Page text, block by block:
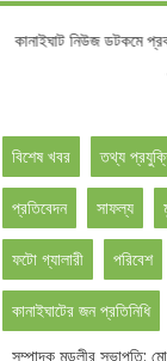
:কানাইঘাট নিউজ
বিশেষ খবর তথ্য
প্রতিবেদন সাফল্য
ফটো গ্যালারী পরিবেশ
কানাইঘাটের জন প্রতিনিধি
সম্পাদক মন্ডলীর সভাপতি: